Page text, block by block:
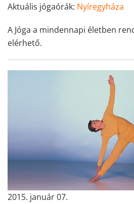
Aktuális jógaórák: Nyíregyháza
A Jóga a mindennapi életben
elérhető.
2015. január 07.